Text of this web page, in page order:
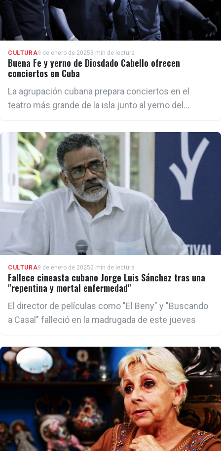
CULTURA9 de enero de 20253 min de lectura
Buena Fe y yerno de Diosdado Cabello ofrecen
conciertos en Cuba
La agrupación cubana prepara conciertos en el
teatro más grande de la isla junto al yerno del
CULTURA9 de enero de 20252 min de lectura
Fallece cineasta cubano Jorge Luis Sánchez tras una
"repentina y mortal enfermedad"
El director de películas como "El Beny" y "Buscando
a Casal" falleció en la madrugada de este jueves